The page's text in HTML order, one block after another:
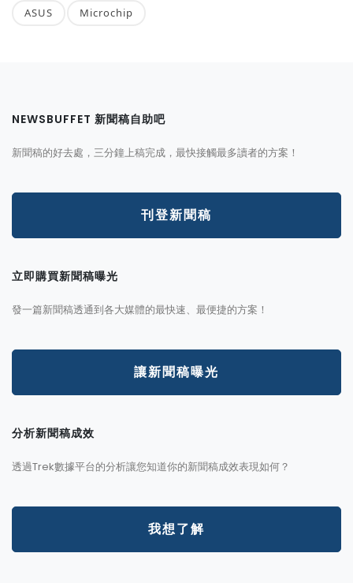
ASUS Microchip
NEWSBUFFET 新聞稿自助吧
新聞稿的好去處，三分鐘上稿完成，最快接觸最多讀者的方案！
刊登新聞稿
立即購買新聞稿曝光
發一篇新聞稿透通到各大媒體的最快速、最便捷的方案！
讓新聞稿曝光
分析新聞稿成效
透過Trek數據平台的分析讓您知道你的新聞稿成效表現如何？
我想了解